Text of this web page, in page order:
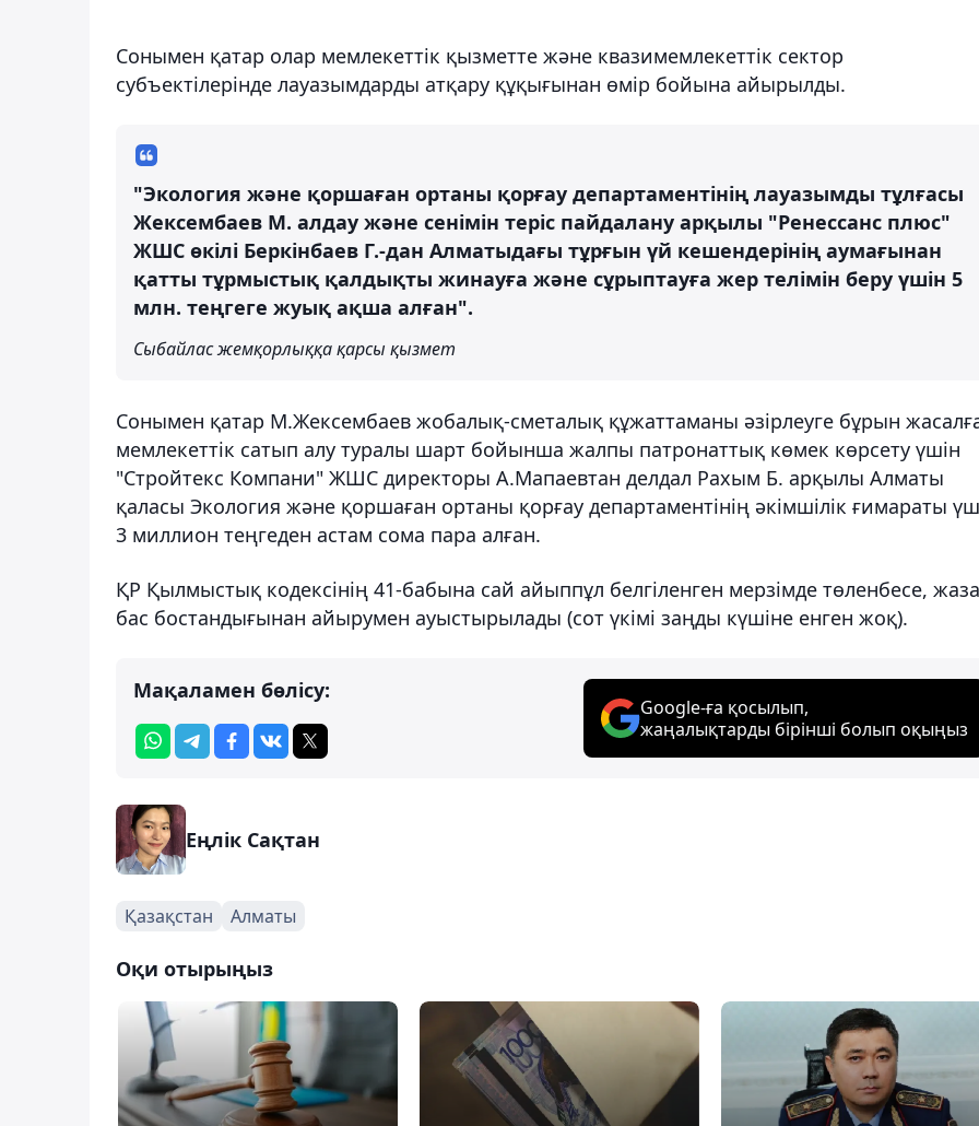
Сонымен қатар олар мемлекеттік қызметте және квазимемлекеттік сектор
субъектілерінде лауазымдарды атқару құқығынан өмір бойына айырылды.
"Экология және қоршаған ортаны қорғау департаментінің лауазымды тұлғасы
Жексембаев М. алдау және сенімін теріс пайдалану арқылы "Ренессанс плюс"
ЖШС өкілі Беркінбаев Г.-дан Алматыдағы тұрғын үй кешендерінің аумағынан
қатты тұрмыстық қалдықты жинауға және сұрыптауға жер телімін беру үшін 5
млн. теңгеге жуық ақша алған".
Сыбайлас жемқорлыққа қарсы қызмет
Сонымен қатар М.Жексембаев жобалық-сметалық құжаттаманы әзірлеуге бұрын
мемлекеттік сатып алу туралы шарт бойынша жалпы патронаттық көмек көрсету үшін
"Стройтекс Компани" ЖШС директоры А.Мапаевтан делдал Рахым Б. арқылы Алматы
қаласы Экология және қоршаған ортаны қорғау департаментінің әкімшілік ғимараты
3 миллион теңгеден астам сома пара алған.
ҚР Қылмыстық кодексінің 41-бабына cай айыппұл белгіленген мерзімде төленбесе, жаза
бас бостандығынан айырумен ауыстырылады (сот үкімі заңды күшіне енген жоқ).
Мақаламен бөлісу:
Google-ға қосылып,
жаңалықтарды бірінші болып оқыңыз
Еңлік Сақтан
Қазақстан Алматы
Оқи отырыңыз